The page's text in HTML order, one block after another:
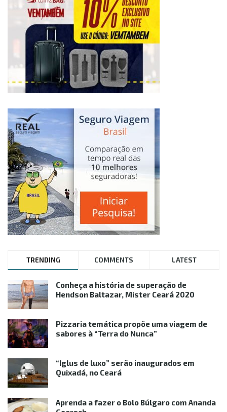
TRENDING COMMENTS LATEST
Conheça a história de superação de
Hendson Baltazar, Mister Ceará 2020
Pizzaria temática propõe uma viagem de
sabores à “Terra do Nunca”
“Iglus de luxo” serão inaugurados em
Quixadá, no Ceará
Aprenda a fazer o Bolo Búlgaro com Ananda